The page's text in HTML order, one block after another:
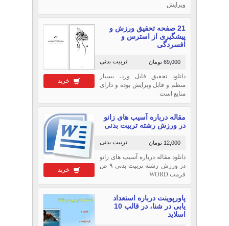
ویرایش
خرید
21 صفحه تحقیق ورزش و
پیشگیری از استرس و
افسردگی
تربیت بدنی 69,000 تومان
دانلود تحقیق فایل ورد، بسیار
منظم و قابل ویرایش بوده و دارای
منابع است
خرید
مقاله درباره آسیب های زانو
در ورزش رشته تربیت بدنی
تربیت بدنی 12,000 تومان
دانلود مقاله درباره آسیب های زانو
در ورزش رشته تربیت بدنی ۹ ص
فرمت WORD
پاورپوینت درباره استعداد
یابی در شنا، در قالب 10
اسلاید